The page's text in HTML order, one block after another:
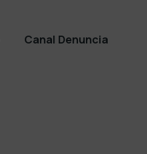
Canal Denuncia